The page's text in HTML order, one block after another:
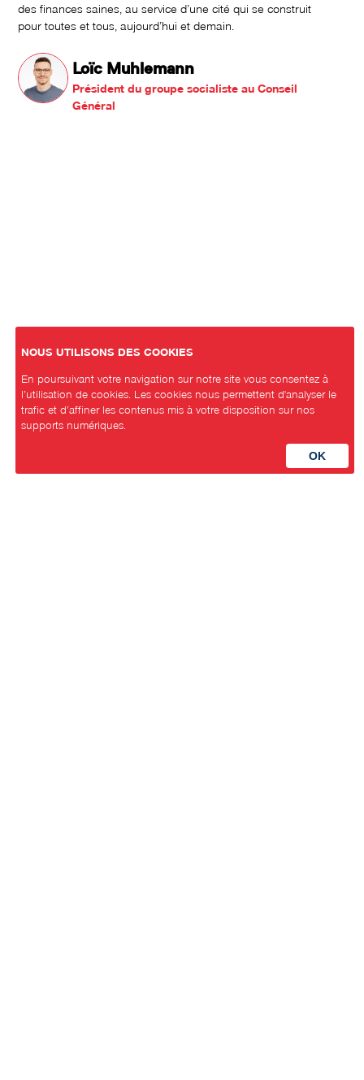
des finances saines, au service d’une cité qui se construit
pour toutes et tous, aujourd’hui et demain.
Loïc Muhlemann
Président du groupe socialiste au Conseil
Général
NOUS UTILISONS DES COOKIES
En poursuivant votre navigation sur notre site vous consentez à
l’utilisation de cookies. Les cookies nous permettent d'analyser le
trafic et d’affiner les contenus mis à votre disposition sur nos
supports numériques.